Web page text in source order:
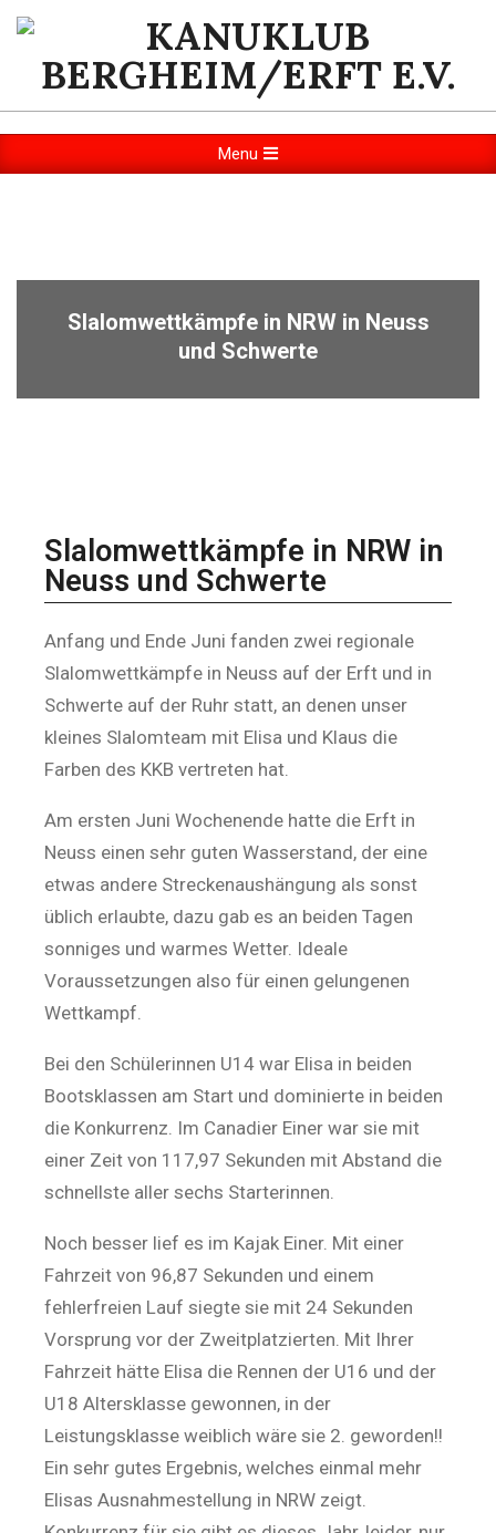
KANUKLUB
BERGHEIM/ERFT
E.V.
Menu
Slalomwettkämpfe in NRW in Neuss
und Schwerte
Slalomwettkämpfe in NRW in
Neuss und Schwerte
Anfang und Ende Juni fanden zwei regionale
Slalomwettkämpfe in Neuss auf der Erft und in
Schwerte auf der Ruhr statt, an denen unser
kleines Slalomteam mit Elisa und Klaus die
Farben des KKB vertreten hat.
Am ersten Juni Wochenende hatte die Erft in
Neuss einen sehr guten Wasserstand, der eine
etwas andere Streckenaushängung als sonst
üblich erlaubte, dazu gab es an beiden Tagen
sonniges und warmes Wetter. Ideale
Voraussetzungen also für einen gelungenen
Wettkampf.
Bei den Schülerinnen U14 war Elisa in beiden
Bootsklassen am Start und dominierte in beiden
die Konkurrenz. Im Canadier Einer war sie mit
einer Zeit von 117,97 Sekunden mit Abstand die
schnellste aller sechs Starterinnen.
Noch besser lief es im Kajak Einer. Mit einer
Fahrzeit von 96,87 Sekunden und einem
fehlerfreien Lauf siegte sie mit 24 Sekunden
Vorsprung vor der Zweitplatzierten. Mit Ihrer
Fahrzeit hätte Elisa die Rennen der U16 und der
U18 Altersklasse gewonnen, in der
Leistungsklasse weiblich wäre sie 2. geworden!!
Ein sehr gutes Ergebnis, welches einmal mehr
Elisas Ausnahmestellung in NRW zeigt.